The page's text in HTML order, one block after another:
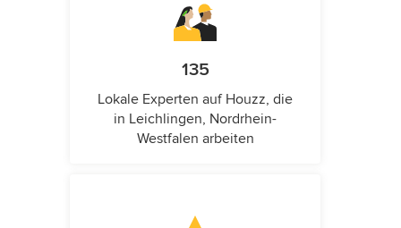
135
Lokale Experten auf Houzz, die
in Leichlingen, Nordrhein-
Westfalen arbeiten